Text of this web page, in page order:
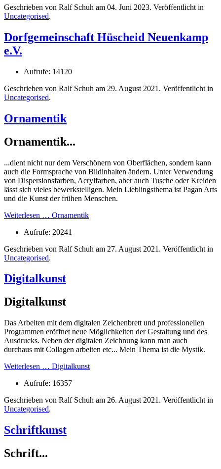
Geschrieben von Ralf Schuh am 04. Juni 2023. Veröffentlicht in
Uncategorised.
Dorfgemeinschaft Hüscheid Neuenkamp
e.V.
Aufrufe: 14120
Geschrieben von Ralf Schuh am 29. August 2021 . Veröffentlicht in
Uncategorised.
Ornamentik
Ornamentik...
...dient nicht nur dem Verschönern von Oberflächen, sondern kann
auch die Formsprache von Bildinhalten ändern. Unter Verwendung
von Dispersionsfarben, Acrylfarben, aber auch Tusche oder Kreiden
lässt sich vieles bewerkstelligen. Mein Lieblingsthema ist Pagan Arts
und die Kunst der frühen Menschen.
Weiterlesen … Ornamentik
Aufrufe: 20241
Geschrieben von Ralf Schuh am 27. August 2021 . Veröffentlicht in
Uncategorised.
Digitalkunst
Digitalkunst
Das Arbeiten mit dem digitalen Zeichenbrett und professionellen
Programmen eröffnet neue Möglichkeiten der Gestaltung und des
Ausdrucks. Neben der digitalen Zeichnung kann man auch
durchaus mit Collagen arbeiten etc... Mein Thema ist die Mystik.
Weiterlesen … Digitalkunst
Aufrufe: 16357
Geschrieben von Ralf Schuh am 26. August 2021 . Veröffentlicht in
Uncategorised.
Schriftkunst
Schrift...